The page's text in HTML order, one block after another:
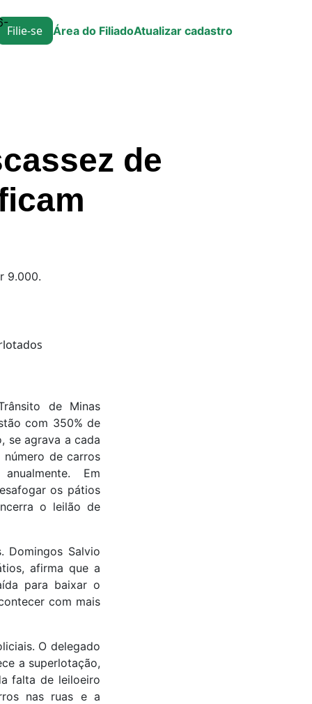
Filie-se Área do FiliadoAtualizar cadastro
de
9.000.
de Minas
com 350% de
se agrava a cada
de carros
Em
os pátios
o leilão de
Domingos Salvio
afirma que a
para baixar o
com mais
O delegado
a superlotação,
falta de leiloeiro
nas ruas e a